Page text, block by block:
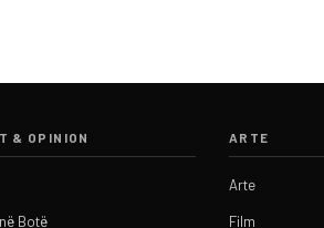
& OPINION
Botë
ARTE
Arte
Film